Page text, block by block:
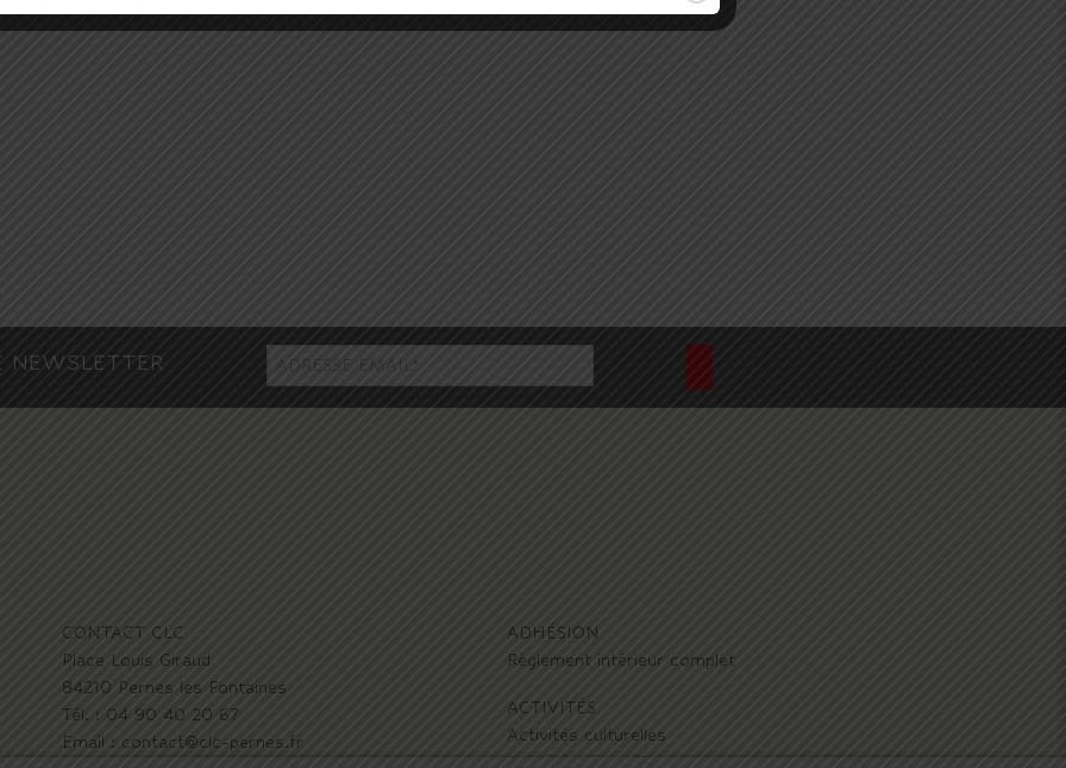
NEWSLETTER
CONTACT CLC
Place Louis Giraud
84210 Pernes les Fontaines
Tél. : 04 90 40 20 67
Email : contact@clc-pernes.fr
ADHÉSION
Règlement intérieur complet
ACTIVITÉS
Activités culturelles
Activités manuelles